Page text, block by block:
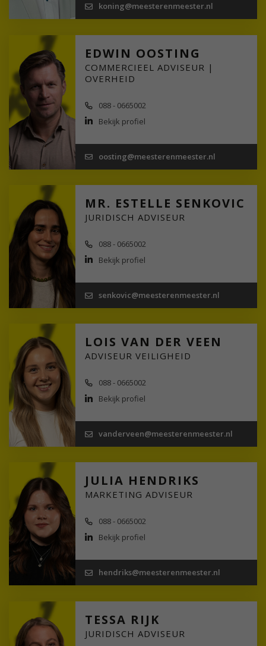
koning@meesterenmeester.nl
EDWIN OOSTING
COMMERCIEEL ADVISEUR |
OVERHEID
088 - 0665002
Bekijk profiel
oosting@meesterenmeester.nl
MR. ESTELLE SENKOVIC
JURIDISCH ADVISEUR
088 - 0665002
Bekijk profiel
senkovic@meesterenmeester.nl
LOIS VAN DER VEEN
ADVISEUR VEILIGHEID
088 - 0665002
Bekijk profiel
vanderveen@meesterenmeester.nl
JULIA HENDRIKS
MARKETING ADVISEUR
088 - 0665002
Bekijk profiel
hendriks@meesterenmeester.nl
TESSA RIJK
JURIDISCH ADVISEUR